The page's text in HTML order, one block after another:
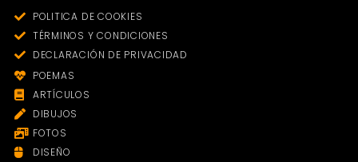
POLITICA DE COOKIES
TÉRMINOS Y CONDICIONES
DECLARACIÓN DE PRIVACIDAD
POEMAS
ARTÍCULOS
DIBUJOS
FOTOS
DISEÑO